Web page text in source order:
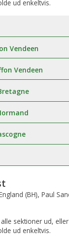
ud enkeltvis.
Vendeen
Vendeen
(BH), Paul
sektioner ud,
ud enkeltvis.